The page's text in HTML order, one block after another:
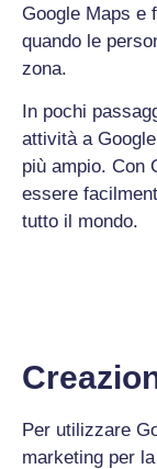
Google Maps e
quando le
zona.
In pochi
attività a
più ampio. Con
essere
tutto il mondo.
Per utilizzare
marketing per